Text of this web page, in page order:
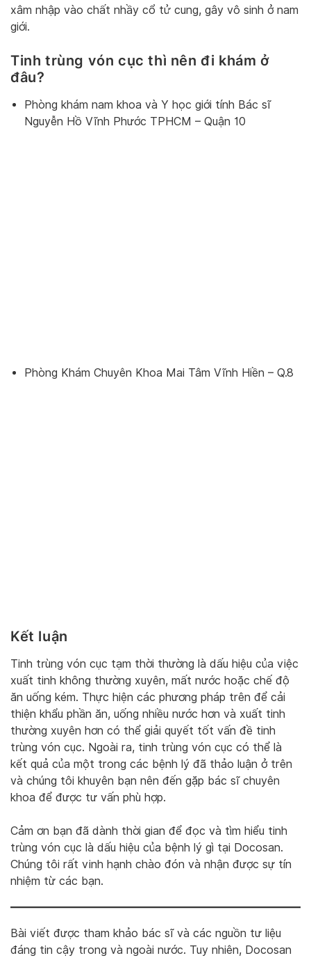
xâm nhập vào chất nhầy cổ tử cung, gây vô sinh ở nam
giới.
Tinh trùng vón cục thì nên đi khám ở
đâu?
Phòng khám nam khoa và Y học giới tính Bác sĩ
Nguyễn Hồ Vĩnh Phước TPHCM – Quận 10
Phòng Khám Chuyên Khoa Mai Tâm Vĩnh Hiền – Q.8
Kết luận
Tinh trùng vón cục tạm thời thường là dấu hiệu của việc
xuất tinh không thường xuyên, mất nước hoặc chế độ
ăn uống kém. Thực hiện các phương pháp trên để cải
thiện khẩu phần ăn, uống nhiều nước hơn và xuất tinh
thường xuyên hơn có thể giải quyết tốt vấn đề tinh
trùng vón cục. Ngoài ra, tinh trùng vón cục có thể là
kết quả của một trong các bệnh lý đã thảo luận ở trên
và chúng tôi khuyên bạn nên đến gặp bác sĩ chuyên
khoa để được tư vấn phù hợp.
Cảm ơn bạn đã dành thời gian để đọc và tìm hiểu tinh
trùng vón cục là dấu hiệu của bệnh lý gì tại Docosan.
Chúng tôi rất vinh hạnh chào đón và nhận được sự tín
nhiệm từ các bạn.
Bài viết được tham khảo bác sĩ và các nguồn tư liệu
đáng tin cậy trong và ngoài nước. Tuy nhiên, Docosan